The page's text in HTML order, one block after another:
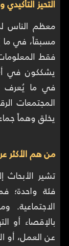
التحيز
معظم الناس
مسبقاً، في ما
فقط
يشككون في
في ما يُعرف
المجتمعات
يخلق وهماً
من هم الأكثر
تشير
فئة واحدة؛
بالإقصاء أو
عن العمل، أو